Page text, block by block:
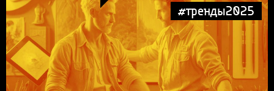
#тренды2025